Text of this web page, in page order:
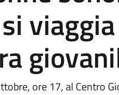
ore 17, al Centro